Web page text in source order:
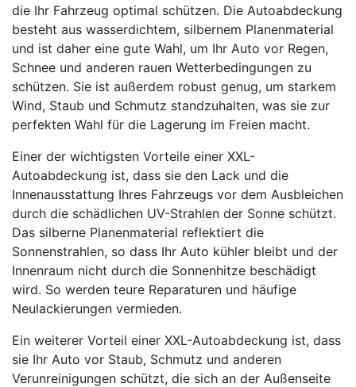
die Ihr Fahrzeug optimal schützen. Die Autoabdeckung
besteht aus wasserdichtem, silbernem Planenmaterial
und ist daher eine gute Wahl, um Ihr Auto vor Regen,
Schnee und anderen rauen Wetterbedingungen zu
schützen. Sie ist außerdem robust genug, um starkem
Wind, Staub und Schmutz standzuhalten, was sie zur
perfekten Wahl für die Lagerung im Freien macht.
Einer der wichtigsten Vorteile einer XXL-
Autoabdeckung ist, dass sie den Lack und die
Innenausstattung Ihres Fahrzeugs vor dem Ausbleichen
durch die schädlichen UV-Strahlen der Sonne schützt.
Das silberne Planenmaterial reflektiert die
Sonnenstrahlen, so dass Ihr Auto kühler bleibt und der
Innenraum nicht durch die Sonnenhitze beschädigt
wird. So werden teure Reparaturen und häufige
Neulackierungen vermieden.
Ein weiterer Vorteil einer XXL-Autoabdeckung ist, dass
sie Ihr Auto vor Staub, Schmutz und anderen
Verunreinigungen schützt, die sich an der Außenseite